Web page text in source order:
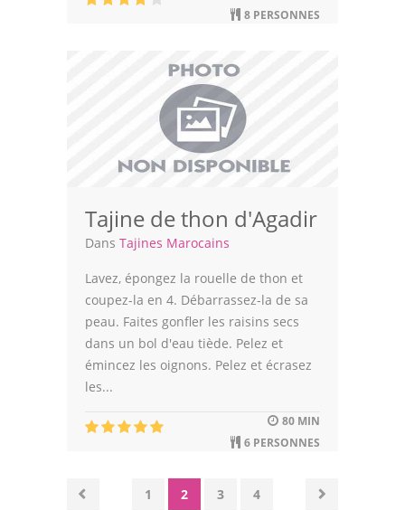
8 PERSONNES
Tajine de thon d'Agadir
Dans Tajines Marocains
Lavez, épongez la rouelle de thon et
coupez-la en 4. Débarrassez-la de sa
peau. Faites gonfler les raisins secs
dans un bol d'eau tiède. Pelez et
émincez les oignons. Pelez et écrasez
les...
80 MIN
6 PERSONNES
1 2 3 4